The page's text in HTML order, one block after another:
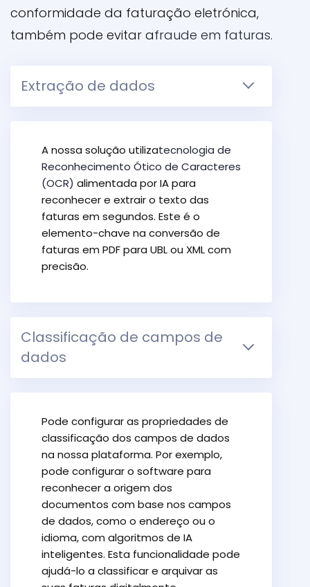
conformidade da faturação eletrónica,
também pode evitar afraude em faturas.
Extração de dados
A nossa solução utilizatecnologia de
Reconhecimento Ótico de Caracteres
(OCR) alimentada por IA para
reconhecer e extrair o texto das
faturas em segundos. Este é o
elemento-chave na conversão de
faturas em PDF para UBL ou XML com
precisão.
Classificação de campos de
dados
Pode configurar as propriedades de
classificação dos campos de dados
na nossa plataforma. Por exemplo,
pode configurar o software para
reconhecer a origem dos
documentos com base nos campos
de dados, como o endereço ou o
idioma, com algoritmos de IA
inteligentes. Esta funcionalidade pode
ajudá-lo a classificar e arquivar as